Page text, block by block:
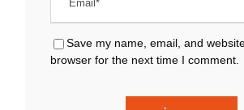
Save my name, email, and
browser for the next time I comment.